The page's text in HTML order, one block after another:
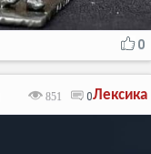
0
Лексика
851 0